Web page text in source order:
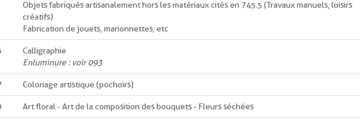
Objets fabriqués artisanalement hors les matériaux cités en 745.5 (Travaux manuels, loisirs
créatifs)
Fabrication de jouets, marionnettes, etc
Calligraphie
Enluminure : voir 093
Coloriage artistique (pochoirs)
Art floral - Art de la composition des bouquets - Fleurs séchées